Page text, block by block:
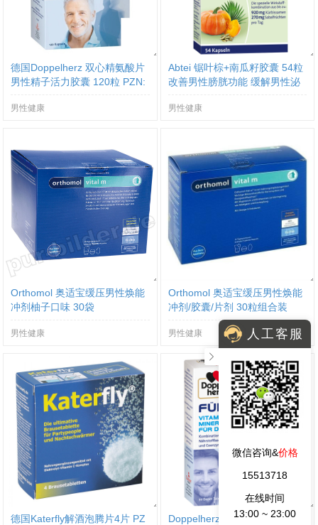
德国Doppelherz 双心精氨酸片
男性精子活力胶囊 120粒 PZN:
男性健康
Abtei 锯叶棕+南瓜籽胶囊 54粒
改善男性膀胱功能 缓解男性泌
男性健康
Orthomol 奥适宝缓压男性焕能
冲剂柚子口味 30袋
男性健康
Orthomol 奥适宝缓压男性焕能
冲剂/胶囊/片剂 30粒组合装
男性健康
德国Katerfly解酒泡腾片4片 PZ
Doppelherz 双心 男士维生素、
人工客服
微信咨询&价格
15513718
在线时间
13:00 ~ 23:00